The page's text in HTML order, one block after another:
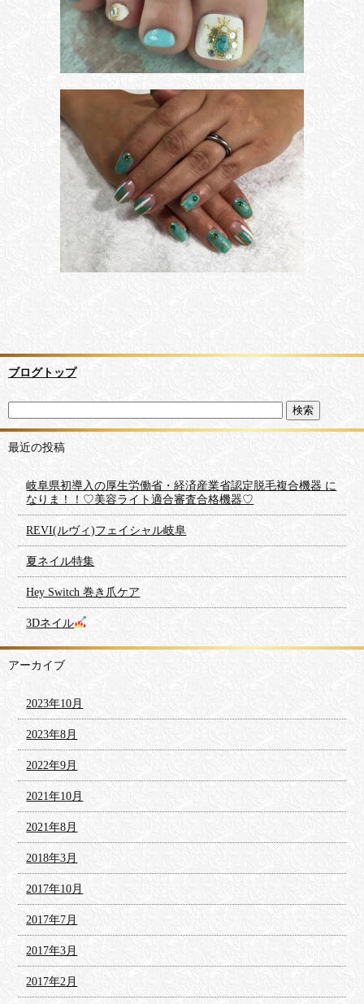
ブログトップ
最近の投稿
岐阜県初導入の厚生労働省・経済産業省認定脱毛複合機器 に
なりま！！♡美容ライト適合審査合格機器♡
REVI(ルヴィ)フェイシャル岐阜
夏ネイル特集
Hey Switch 巻き爪ケア
3Dネイル
アーカイブ
2023年10月
2023年8月
2022年9月
2021年10月
2021年8月
2018年3月
2017年10月
2017年7月
2017年3月
2017年2月